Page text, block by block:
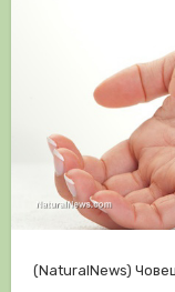
(NaturalNews) Човешкото тяло е удивителна машина. То е